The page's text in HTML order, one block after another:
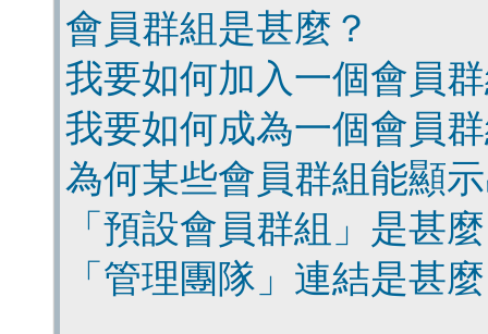
會員群組是甚麼？
我要如何加入一個會員
我要如何成為一個會員
為何某些會員群組能顯
「預設會員群組」是甚
「管理團隊」連結是甚